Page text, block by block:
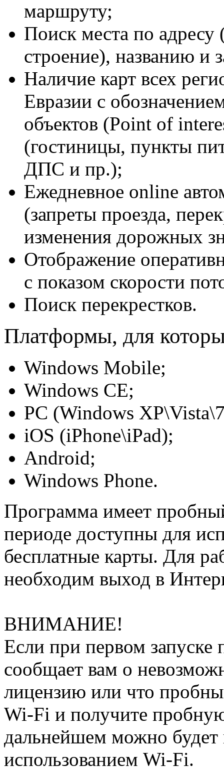
маршруту;
Поиск места по адресу
строение), названию и
Наличие карт всех
Евразии с
объектов (Point of
(гостиницы, пункты
ДПС и пр.);
Ежедневное online
(запреты проезда,
изменения дорожных
Отображение
с показом скорости
Поиск перекрестков.
Платформы, для
Windows Mobile;
Windows CE;
PC (Windows
iOS (iPhone\iPad);
Android;
Windows Phone.
Программа имеет
периоде доступны для
бесплатные карты. Для
необходим выход в
ВНИМАНИЕ!
Если при первом
сообщает вам о
лицензию или что
Wi-Fi и получите
дальнейшем можно будет
использованием Wi-Fi.